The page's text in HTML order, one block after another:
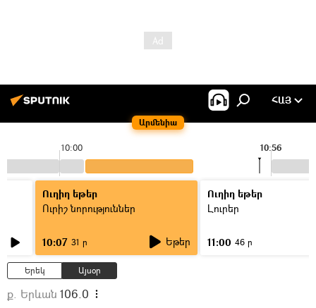
Արմենիա
ՀԱՅ
10:00 10:56
Ուղիղ եթեր
Ուրիշ նորություններ
10:07 31 ր Եթեր
Ուղիղ եթեր
Լուրեր
11:00 46 ր
Երեկ Այսօր
ք. Երևան 106.0